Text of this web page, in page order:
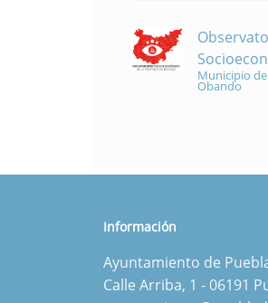
Municipio
Obando
Información
Ayuntamiento de
Calle Arriba, 1 - 06191